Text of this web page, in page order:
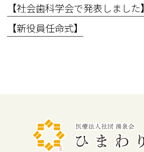
【社会歯科学会で発表しました】
【新役員任命式】